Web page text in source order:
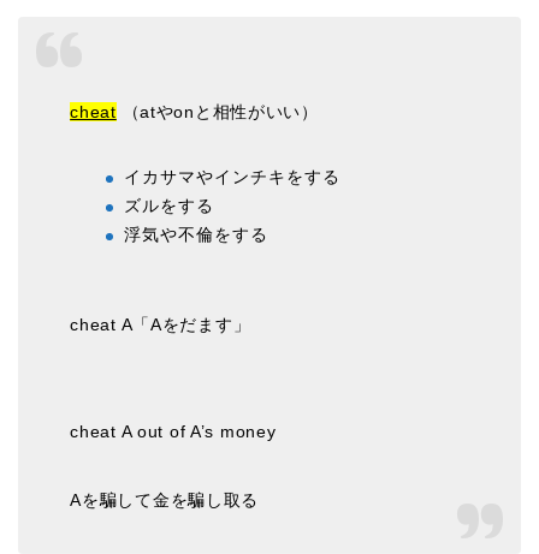
cheat （atやonと相性がいい）
イカサマやインチキをする
ズルをする
浮気や不倫をする
cheat A「Aをだます」
cheat A out of A’s money
Aを騙して金を騙し取る